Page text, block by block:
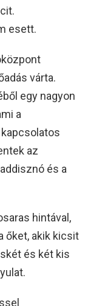
esett.
várta.
egy nagyon
a
az
és a
hintával,
őket, akik kicsit
és két kis